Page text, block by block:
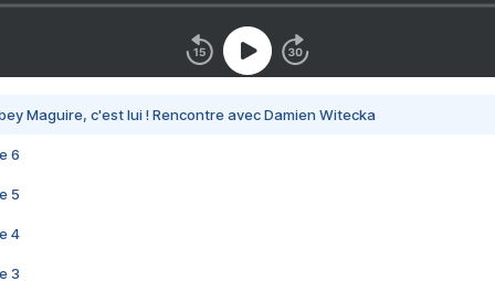
Maguire, c'est lui ! Rencontre avec Damien Witecka
6
5
4
3